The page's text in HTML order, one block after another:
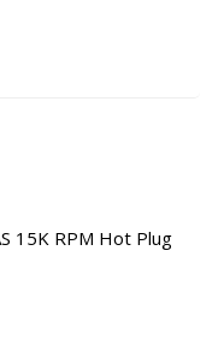
15K RPM Hot Plug